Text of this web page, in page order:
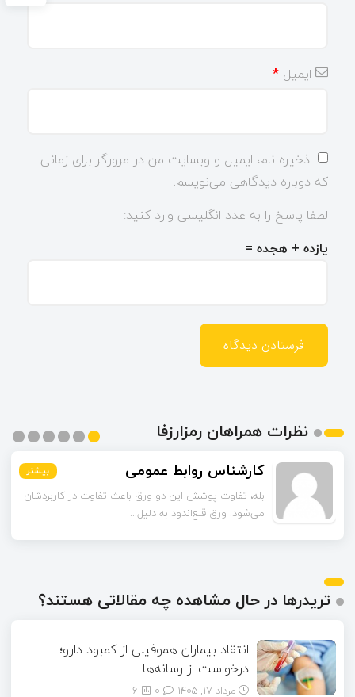
ایمیل *
ذخیره نام، ایمیل و وبسایت من در مرورگر برای زمانی
که دوباره دیدگاهی می‌نویسم.
لطفا پاسخ را به عدد انگلیسی وارد کنید:
یازده + هجده =
نظرات همراهان رمزارزفا
کارشناس روابط عمومی بیشتر
بله، تفاوت پوشش این دو ورق باعث تفاوت در کاربردشان
می‌شود. ورق قلع‌اندود به دلیل...
بیشتر
بیشتر
بیشتر
بیشتر
بیشتر
تریدرها در حال مشاهده چه مقالاتی هستند؟
انتقاد بیماران هموفیلی از کمبود دارو؛
درخواست از رسانه‌ها
مرداد ۱۷, ۱۴۰۵ 6